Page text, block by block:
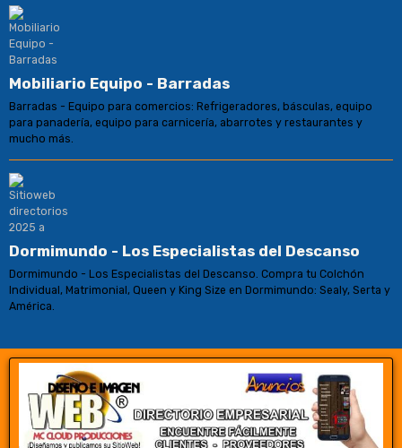
Mobiliario Equipo - Barradas
Barradas - Equipo para comercios: Refrigeradores, básculas, equipo
para panadería, equipo para carnicería, abarrotes y restaurantes y
mucho más.
Dormimundo - Los Especialistas del Descanso
Dormimundo - Los Especialistas del Descanso. Compra tu Colchón
Individual, Matrimonial, Queen y King Size en Dormimundo: Sealy, Serta y
América.